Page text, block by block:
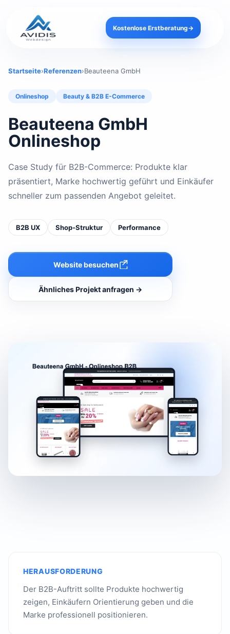
Kostenlose Erstberatung→
Startseite›Referenzen›Beauteena GmbH
Onlineshop Beauty & B2B E-Commerce
Beauteena GmbH
Onlineshop
Case Study für B2B-Commerce: Produkte klar
präsentiert, Marke hochwertig geführt und Einkäufer
schneller zum passenden Angebot geleitet.
B2B UX Shop-Struktur Performance
Website besuchen
Ähnliches Projekt anfragen →
HERAUSFORDERUNG
Der B2B-Auftritt sollte Produkte hochwertig
zeigen, Einkäufern Orientierung geben und die
Marke professionell positionieren.